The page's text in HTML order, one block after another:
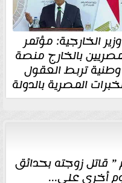
وزير الخارجية: مؤتمر
بالخارج منصة
وطنية تربط العقول
المصرية بالدولة
قاتل زوجته بحدائق